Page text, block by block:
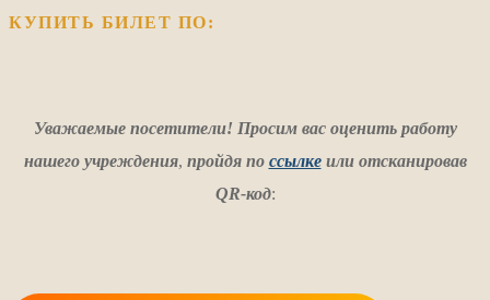
КУПИТЬ БИЛЕТ ПО:
Уважаемые посетители! Просим вас оценить работу
нашего учреждения, пройдя по ссылкеили отсканировав
QR-код: